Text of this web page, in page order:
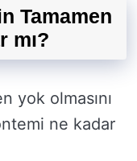
Tamamen
mı?
yok olmasını
ne kadar